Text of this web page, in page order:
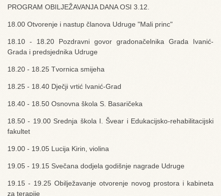
PROGRAM OBILJEŽAVANJA DANA OSI 3.12.
18.00 Otvorenje i nastup članova Udruge "Mali princ"
18.10 - 18.20 Pozdravni govor gradonačelnika Grada Ivanić-
Grada i predsjednika Udruge
18.20 - 18.25 Tvornica smijeha
18.25 - 18.40 Dječji vrtić Ivanić-Grad
18.40 - 18.50 Osnovna škola S. Basaričeka
18.50 - 19.00 Srednja škola I. Švear i Edukacijsko-rehabilitacijski
fakultet
19.00 - 19.05 Lucija Kirin, violina
19.05 - 19.15 Svečana dodjela godišnje nagrade Udruge
19.15 - 19.25 Obilježavanje otvorenje novog prostora i kabineta
za terapije